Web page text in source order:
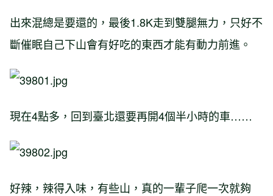
出來混總是要還的，最後1.8K走到雙腿無力，只好不
斷催眠自己下山會有好吃的東西才能有動力前進。
現在4點多，回到臺北還要再開4個半小時的車……
好辣，辣得入味，有些山，真的一輩子爬一次就夠